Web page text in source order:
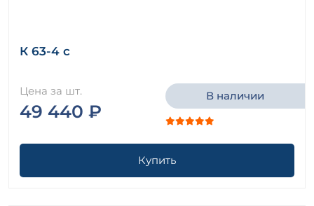
К 63-4 с
Цена за шт.
49 440 ₽
В наличии
Купить